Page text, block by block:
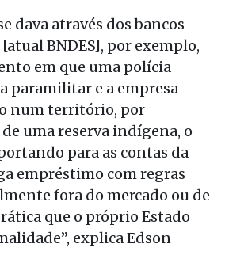
dava através dos bancos
[atual BNDES], por exemplo,
em que uma polícia
paramilitar e a empresa
num território, por
uma reserva indígena, o
para as contas da
empréstimo com regras
fora do mercado ou de
que o próprio Estado
explica Edson